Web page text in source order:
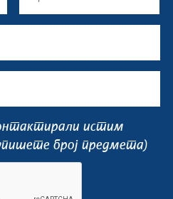
истим
број предмета)